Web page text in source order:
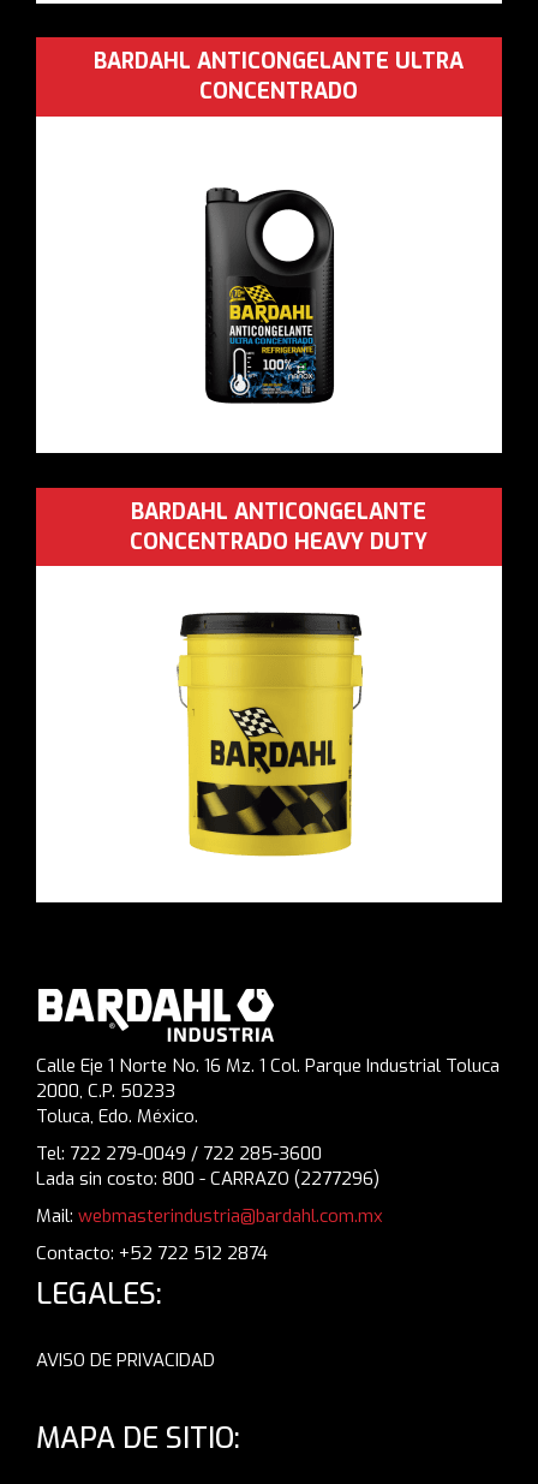
BARDAHL ANTICONGELANTE ULTRA
CONCENTRADO
BARDAHL ANTICONGELANTE
CONCENTRADO HEAVY DUTY
Calle Eje 1 Norte No. 16 Mz. 1 Col. Parque Industrial Toluca
2000, C.P. 50233
Toluca, Edo. México.
Tel: 722 279-0049 / 722 285-3600
Lada sin costo: 800 - CARRAZO (2277296)
Mail: webmasterindustria@bardahl.com.mx
Contacto: +52 722 512 2874
LEGALES:
AVISO DE PRIVACIDAD
MAPA DE SITIO: